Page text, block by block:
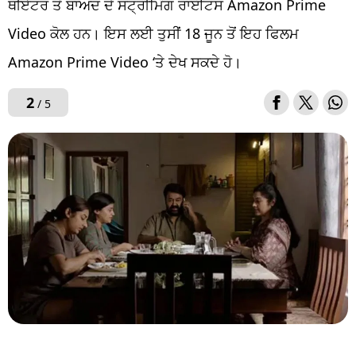
ਥੀਏਟਰ ਤੋਂ ਬਾਅਦ ਦੇ ਸਟ੍ਰੀਮਿੰਗ ਰਾਈਟਸ Amazon Prime
Video ਕੋਲ ਹਨ। ਇਸ ਲਈ ਤੁਸੀਂ 18 ਜੂਨ ਤੋਂ ਇਹ ਫਿਲਮ
Amazon Prime Video ‘ਤੇ ਦੇਖ ਸਕਦੇ ਹੋ।
2/ 5